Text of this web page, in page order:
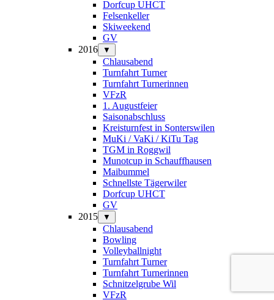
Dorfcup UHCT
Felsenkeller
Skiweekend
GV
2016
▼
Chlausabend
Turnfahrt Turner
Turnfahrt Turnerinnen
VFzR
1. Augustfeier
Saisonabschluss
Kreisturnfest in Sonterswilen
MuKi / VaKi / KiTu Tag
TGM in Roggwil
Munotcup in Schauffhausen
Maibummel
Schnellste Tägerwiler
Dorfcup UHCT
GV
2015
▼
Chlausabend
Bowling
Volleyballnight
Turnfahrt Turner
Turnfahrt Turnerinnen
Schnitzelgrube Wil
VFzR